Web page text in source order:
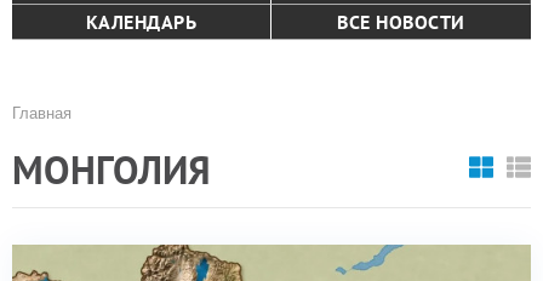
КАЛЕНДАРЬ
ВСЕ НОВОСТИ
Строка
навигации
Главная
МОНГОЛИЯ